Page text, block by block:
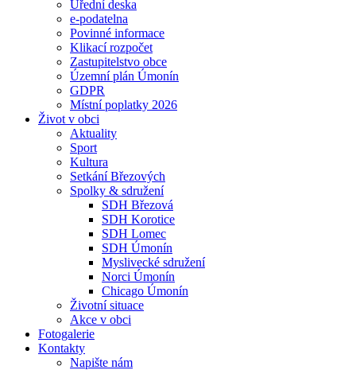
Úřední deska
e-podatelna
Povinné informace
Klikací rozpočet
Zastupitelstvo obce
Územní plán Úmonín
GDPR
Místní poplatky 2026
Život v obci
Aktuality
Sport
Kultura
Setkání Březových
Spolky & sdružení
SDH Březová
SDH Korotice
SDH Lomec
SDH Úmonín
Myslivecké sdružení
Norci Úmonín
Chicago Úmonín
Životní situace
Akce v obci
Fotogalerie
Kontakty
Napište nám